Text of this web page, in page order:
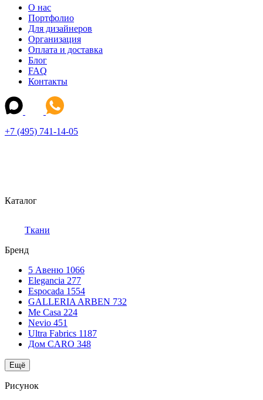
О нас
Портфолио
Для дизайнеров
Организация
Оплата и доставка
Блог
FAQ
Контакты
+7 (495) 741-14-05
Каталог
Ткани
Бренд
5 Авеню 1066
Elegancia 277
Espocada 1554
GALLERIA ARBEN 732
Me Casa 224
Nevio 451
Ultra Fabrics 1187
Дом CARO 348
Ещё
Рисунок